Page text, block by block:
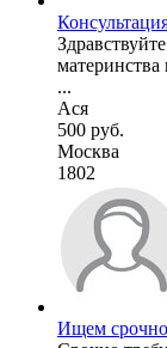
материнства
...
Ася
500 руб.
Москва
1802
Ищем